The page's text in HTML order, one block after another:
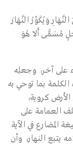
وَيُكَوِّرُ النَّهَارَ
مُسَمًّى أَلَا هُوَ
على آخر، وجعلِه
بما توحي به
كروية،
العمامة على
المضارع في الآية
يتبع النهار، وأن